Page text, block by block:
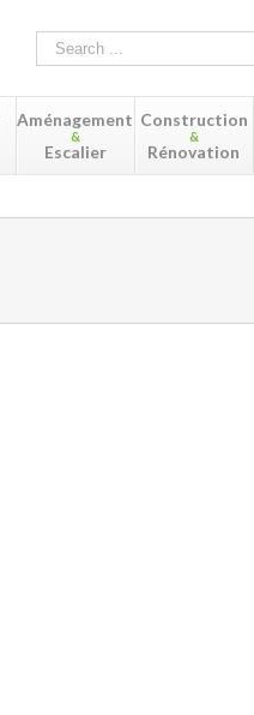
Aménagement
&
Escalier
Construction
&
Rénovation